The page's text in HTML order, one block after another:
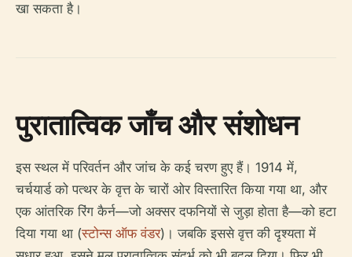
खा सकता है।
पुरातात्विक जाँच और संशोधन
इस स्थल में परिवर्तन और जांच के कई चरण हुए हैं। 1914 में,
चर्चयार्ड को पत्थर के वृत्त के चारों ओर विस्तारित किया गया था, और
एक आंतरिक रिंग कैर्न—जो अक्सर दफनियों से जुड़ा होता है—को हटा
दिया गया था (स्टोन्स ऑफ वंडर)। जबकि इससे वृत्त की दृश्यता में